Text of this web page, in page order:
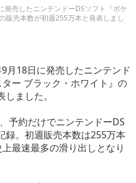
売したニンテンドーDSソフト『ポケ
販売本数が初週255万本と発表しまし
月18日に発売したニンテンド
ー ブラック・ホワイト』の
ました。
予約だけでニンテンドーDS
録。初週販売本数は255万本
最速最多の滑り出しとなり